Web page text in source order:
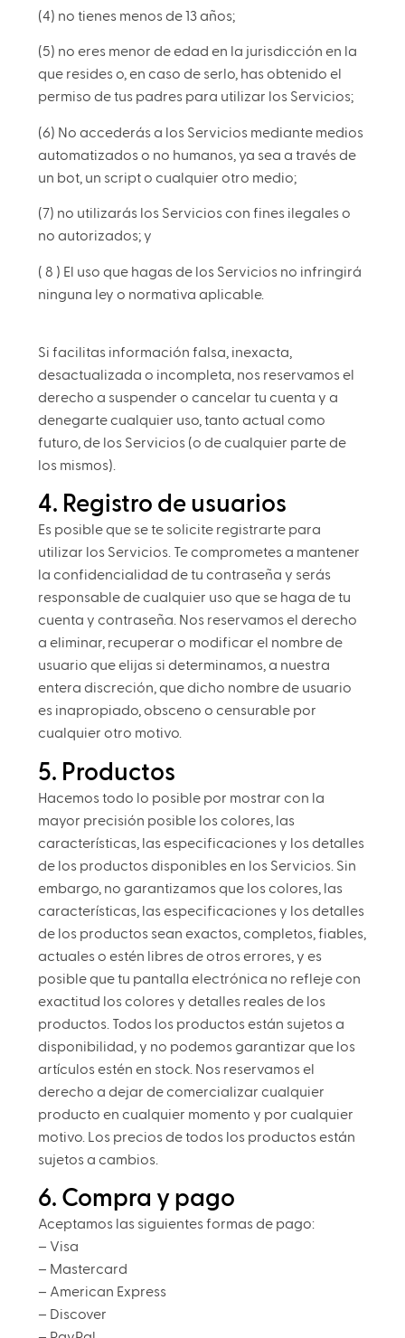
(4) no tienes menos de 13 años;
(5) no eres menor de edad en la jurisdicción en la
que resides o, en caso de serlo, has obtenido el
permiso de tus padres para utilizar los Servicios;
(6) No accederás a los Servicios mediante medios
automatizados o no humanos, ya sea a través de
un bot, un script o cualquier otro medio;
(7) no utilizarás los Servicios con fines ilegales o
no autorizados; y
( 8 ) El uso que hagas de los Servicios no infringirá
ninguna ley o normativa aplicable.
Si facilitas información falsa, inexacta,
desactualizada o incompleta, nos reservamos el
derecho a suspender o cancelar tu cuenta y a
denegarte cualquier uso, tanto actual como
futuro, de los Servicios (o de cualquier parte de
los mismos).
4. Registro de usuarios
Es posible que se te solicite registrarte para
utilizar los Servicios. Te comprometes a mantener
la confidencialidad de tu contraseña y serás
responsable de cualquier uso que se haga de tu
cuenta y contraseña. Nos reservamos el derecho
a eliminar, recuperar o modificar el nombre de
usuario que elijas si determinamos, a nuestra
entera discreción, que dicho nombre de usuario
es inapropiado, obsceno o censurable por
cualquier otro motivo.
5. Productos
Hacemos todo lo posible por mostrar con la
mayor precisión posible los colores, las
características, las especificaciones y los detalles
de los productos disponibles en los Servicios. Sin
embargo, no garantizamos que los colores, las
características, las especificaciones y los detalles
de los productos sean exactos, completos, fiables,
actuales o estén libres de otros errores, y es
posible que tu pantalla electrónica no refleje con
exactitud los colores y detalles reales de los
productos. Todos los productos están sujetos a
disponibilidad, y no podemos garantizar que los
artículos estén en stock. Nos reservamos el
derecho a dejar de comercializar cualquier
producto en cualquier momento y por cualquier
motivo. Los precios de todos los productos están
sujetos a cambios.
6. Compra y pago
Aceptamos las siguientes formas de pago:
– Visa
– Mastercard
– American Express
– Discover